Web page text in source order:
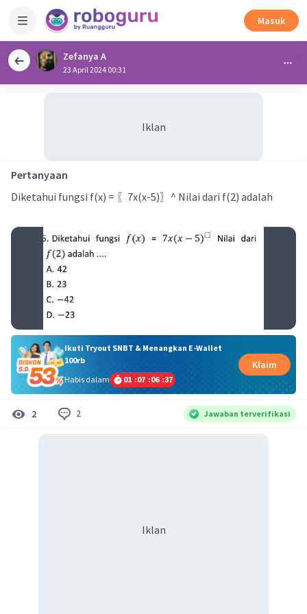
Masuk
Zefanya A
23 April 2024 00:31
Iklan
Pertanyaan
Diketahui fungsi f(x) = 〖7x(x-5)〗^ Nilai dari f(2) adalah
Ikuti Tryout SNBT & Menangkan E-Wallet
100rb
Habis dalam
01 :07 :06 :37
Klaim
2 2 Jawaban terverifikasi
Iklan